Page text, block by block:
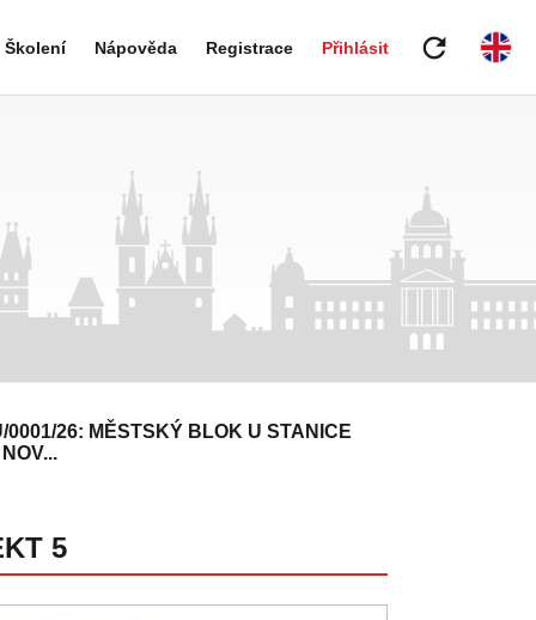
Školení Nápověda Registrace Přihlásit refresh
0001/26: MĚSTSKÝ BLOK U STANICE
5